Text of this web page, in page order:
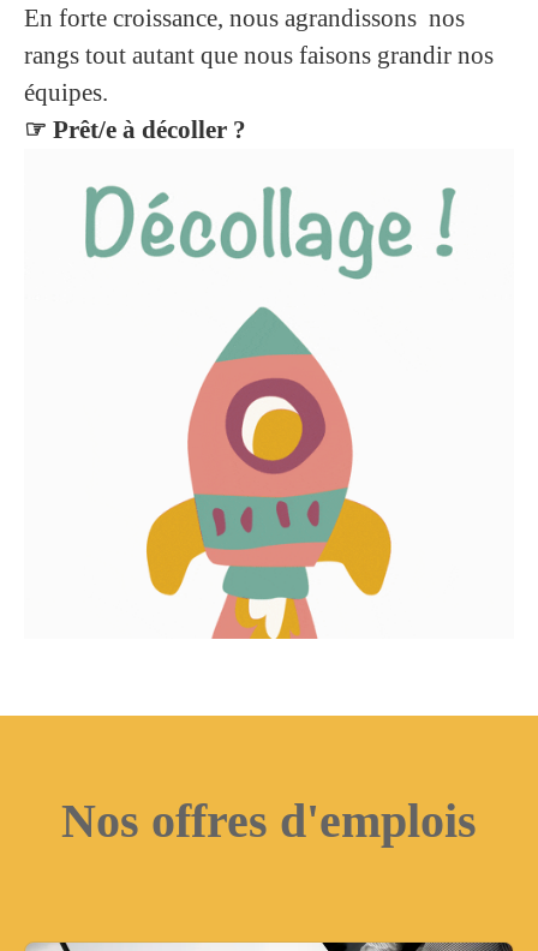
En forte croissance, nous agrandissons nos
rangs tout autant que nous faisons grandir nos
équipes.
☞ Prêt/e à décoller ?
Nos offres d'emplois